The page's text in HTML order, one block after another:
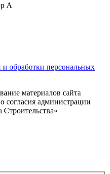
А
обработки персональных
материалов сайта
согласия администрации